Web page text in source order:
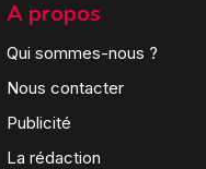
A propos
Qui sommes-nous ?
Nous contacter
Publicité
La rédaction